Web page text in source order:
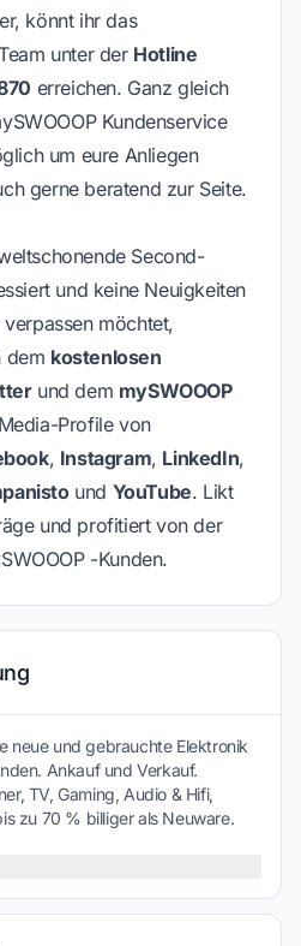
könnt ihr das
unter der Hotline
erreichen. Ganz gleich
Kundenservice
um eure Anliegen
gerne beratend zur Seite.
Second-
und keine Neuigkeiten
möchtet,
dem kostenlosen
und dem mySWOOOP
Profile von
, Instagram, LinkedIn,
und YouTube. Likt
und profitiert von der
-Kunden.
neue und gebrauchte Elektronik
Ankauf und Verkauf.
TV, Gaming, Audio & Hifi,
zu 70 % billiger als Neuware.
bares Geld.